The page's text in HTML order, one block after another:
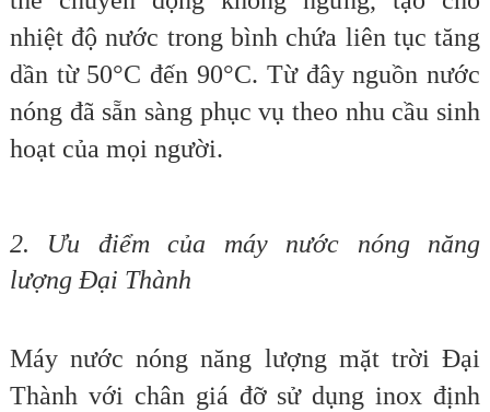
nhiệt độ nước trong bình chứa liên tục tăng
dần từ 50°C đến 90°C. Từ đây nguồn nước
nóng đã sẵn sàng phục vụ theo nhu cầu sinh
hoạt của mọi người.
2. Ưu điểm của máy nước nóng năng
lượng Đại Thành
Máy nước nóng năng lượng mặt trời Đại
Thành với chân giá đỡ sử dụng inox định